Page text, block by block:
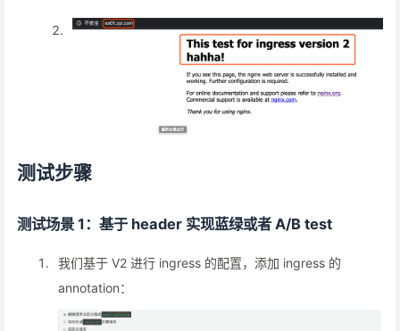
测试步骤
测试场景 1：基于 header 实现蓝绿或者 A/B test
我们基于 V2 进行 ingress 的配置，添加 ingress 的
annotation：